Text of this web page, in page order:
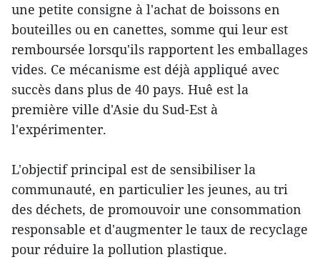
une petite consigne à l'achat de boissons en
bouteilles ou en canettes, somme qui leur est
remboursée lorsqu'ils rapportent les emballages
vides. Ce mécanisme est déjà appliqué avec
succès dans plus de 40 pays. Huê est la
première ville d'Asie du Sud-Est à
l'expérimenter.
L'objectif principal est de sensibiliser la
communauté, en particulier les jeunes, au tri
des déchets, de promouvoir une consommation
responsable et d'augmenter le taux de recyclage
pour réduire la pollution plastique.